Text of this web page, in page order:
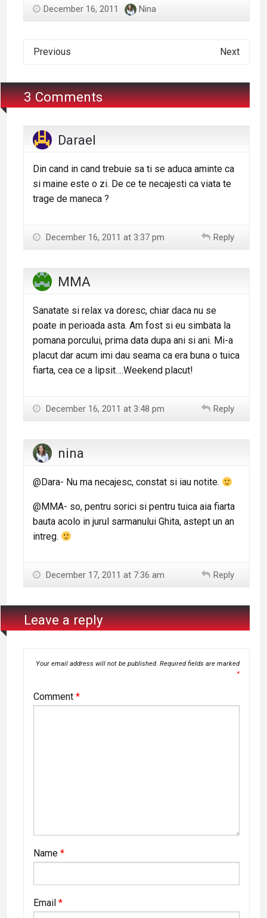
December 16, 2011 Nina
Previous Next
3 Comments
Darael
Din cand in cand trebuie sa ti se aduca aminte ca
si maine este o zi. De ce te necajesti ca viata te
trage de maneca ?
December 16, 2011 at 3:37 pm Reply
MMA
Sanatate si relax va doresc, chiar daca nu se
poate in perioada asta. Am fost si eu simbata la
pomana porcului, prima data dupa ani si ani. Mi-a
placut dar acum imi dau seama ca era buna o tuica
fiarta, cea ce a lipsit….Weekend placut!
December 16, 2011 at 3:48 pm Reply
nina
@Dara- Nu ma necajesc, constat si iau notite.
@MMA- so, pentru sorici si pentru tuica aia fiarta
bauta acolo in jurul sarmanului Ghita, astept un an
intreg.
December 17, 2011 at 7:36 am Reply
Leave a reply
Your email address will not be published. Required fields are marked
*
Comment *
Name *
Email *